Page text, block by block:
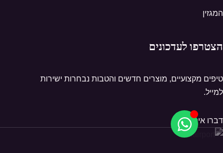
המגזין
הצטרפו לעדכונים
טיפים מקצועיים, מוצרים חדשים והטבות נבחרות ישירות
למייל.
דברו איתנו